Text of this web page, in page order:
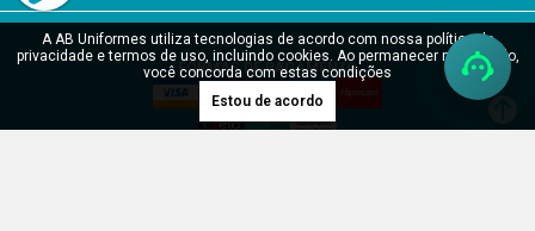
FORMAS DE PAGAMENTO
A AB Uniformes utiliza tecnologias de acordo com nossa política de
privacidade e termos de uso, incluindo cookies. Ao permanecer navegando,
você concorda com estas condições
Estou de acordo